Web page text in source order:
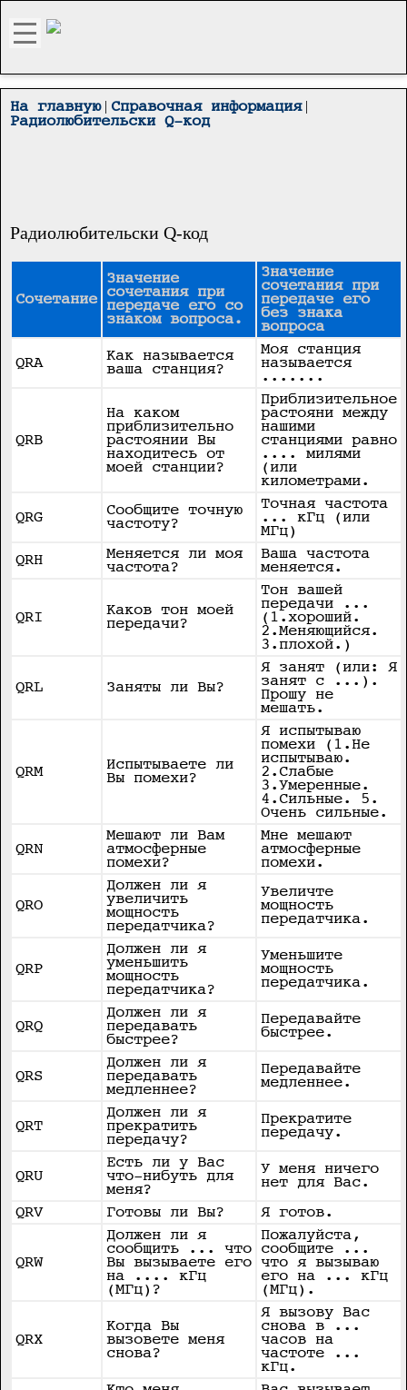
На главную| Справочная информация|
Радиолюбительски Q-код
Радиолюбительски Q-код
Сочетание
Значение
сочетания при
передаче его со
знаком вопроса.
Значение
сочетания при
передаче его
без знака
вопроса
QRA
Как называется
ваша станция?
Моя станция
называется
.......
QRB
На каком
приблизительно
растоянии Вы
находитесь от
моей станции?
Приблизительное
растояни между
нашими
станциями равно
.... милями
(или
километрами.
QRG
Сообщите точную
частоту?
Точная частота
... кГц (или
МГц)
QRH
Меняется ли моя
частота?
Ваша частота
меняется.
QRI
Каков тон моей
передачи?
Тон вашей
передачи ...
(1.хороший.
2.Меняющийся.
3.плохой.)
QRL Заняты ли Вы?
Я занят (или: Я
занят с ...).
Прошу не
мешать.
QRM
Испытываете ли
Вы помехи?
Я испытываю
помехи (1.Не
испытываю.
2.Слабые
3.Умеренные.
4.Сильные. 5.
Очень сильные.
QRN
Мешают ли Вам
атмосферные
помехи?
Мне мешают
атмосферные
помехи.
QRO
Должен ли я
увеличить
мощность
передатчика?
Увеличте
мощность
передатчика.
QRP
Должен ли я
уменьшить
мощность
передатчика?
Уменьшите
мощность
передатчика.
QRQ
Должен ли я
передавать
быстрее?
Передавайте
быстрее.
QRS
Должен ли я
передавать
медленнее?
Передавайте
медленнее.
QRT
Должен ли я
прекратить
передачу?
Прекратите
передачу.
QRU
Есть ли у Вас
что-нибуть для
меня?
У меня ничего
нет для Вас.
QRV Готовы ли Вы? Я готов.
QRW
Должен ли я
сообщить ... что
Вы вызываете его
на .... кГц
(МГц)?
Пожалуйста,
сообщите ...
что я вызываю
его на ... кГц
(МГц).
QRX
Когда Вы
вызовете меня
снова?
Я вызову Вас
снова в ...
часов на
частоте ...
кГц.